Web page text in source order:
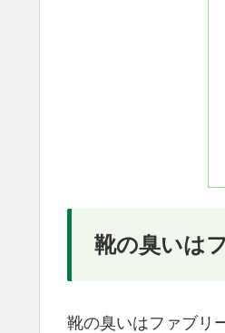
靴の臭いは
靴の臭いはファブリ